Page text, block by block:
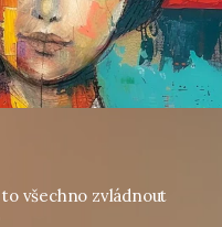
všechno zvládnout